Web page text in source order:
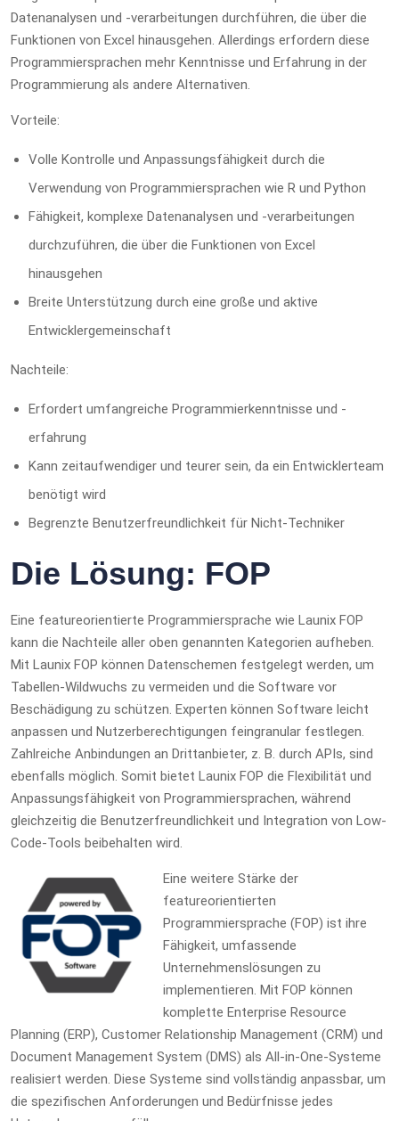
Datenanalysen und -verarbeitungen durchführen, die über die
Funktionen von Excel hinausgehen. Allerdings erfordern diese
Programmiersprachen mehr Kenntnisse und Erfahrung in der
Programmierung als andere Alternativen.
Vorteile:
Volle Kontrolle und Anpassungsfähigkeit durch die
Verwendung von Programmiersprachen wie R und Python
Fähigkeit, komplexe Datenanalysen und -verarbeitungen
durchzuführen, die über die Funktionen von Excel
hinausgehen
Breite Unterstützung durch eine große und aktive
Entwicklergemeinschaft
Nachteile:
Erfordert umfangreiche Programmierkenntnisse und -
erfahrung
Kann zeitaufwendiger und teurer sein, da ein Entwicklerteam
benötigt wird
Begrenzte Benutzerfreundlichkeit für Nicht-Techniker
Die Lösung: FOP
Eine featureorientierte Programmiersprache wie Launix FOP
kann die Nachteile aller oben genannten Kategorien aufheben.
Mit Launix FOP können Datenschemen festgelegt werden, um
Tabellen-Wildwuchs zu vermeiden und die Software vor
Beschädigung zu schützen. Experten können Software leicht
anpassen und Nutzerberechtigungen feingranular festlegen.
Zahlreiche Anbindungen an Drittanbieter, z. B. durch APIs, sind
ebenfalls möglich. Somit bietet Launix FOP die Flexibilität und
Anpassungsfähigkeit von Programmiersprachen, während
gleichzeitig die Benutzerfreundlichkeit und Integration von Low-
Code-Tools beibehalten wird.
Eine weitere Stärke der
featureorientierten
Programmiersprache (FOP) ist ihre
Fähigkeit, umfassende
Unternehmenslösungen zu
implementieren. Mit FOP können
komplette Enterprise Resource
Planning (ERP), Customer Relationship Management (CRM) und
Document Management System (DMS) als All-in-One-Systeme
realisiert werden. Diese Systeme sind vollständig anpassbar, um
die spezifischen Anforderungen und Bedürfnisse jedes